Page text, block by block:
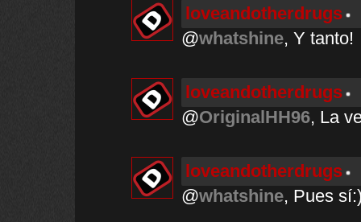
loveandotherdrugs
@whatshine, Y tanto!
loveandotherdrugs
@OriginalHH96, La
loveandotherdrugs
@whatshine, Pues